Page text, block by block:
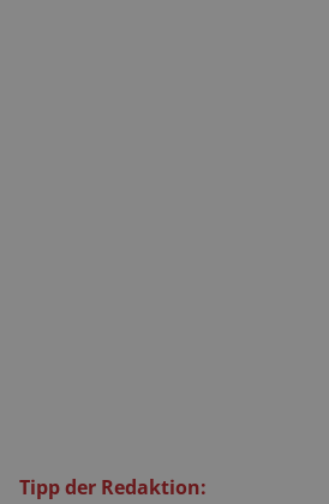
Tipp der Redaktion: